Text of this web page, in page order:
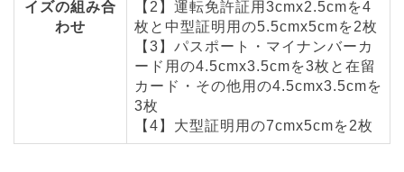
イズの組み合
わせ
【2】運転免許証用3cmx2.5cmを4
枚と中型証明用の5.5cmx5cmを2枚
【3】パスポート・マイナンバーカ
ード用の4.5cmx3.5cmを3枚と在留
カード・その他用の4.5cmx3.5cmを
3枚
【4】大型証明用の7cmx5cmを2枚